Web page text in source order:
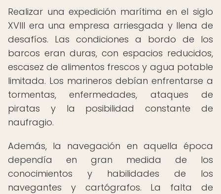
Realizar una expedición marítima en el siglo
XVIII era una empresa arriesgada y llena de
desafíos. Las condiciones a bordo de los
barcos eran duras, con espacios reducidos,
escasez de alimentos frescos y agua potable
limitada. Los marineros debían enfrentarse a
tormentas, enfermedades, ataques de
piratas y la posibilidad constante de
naufragio.
Además, la navegación en aquella época
dependía en gran medida de los
conocimientos y habilidades de los
navegantes y cartógrafos. La falta de